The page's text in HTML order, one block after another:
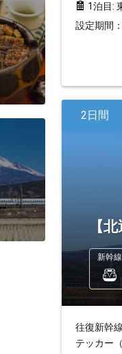
1泊目:
設定期間
2日間
【
新幹線
往復新幹
テッカー